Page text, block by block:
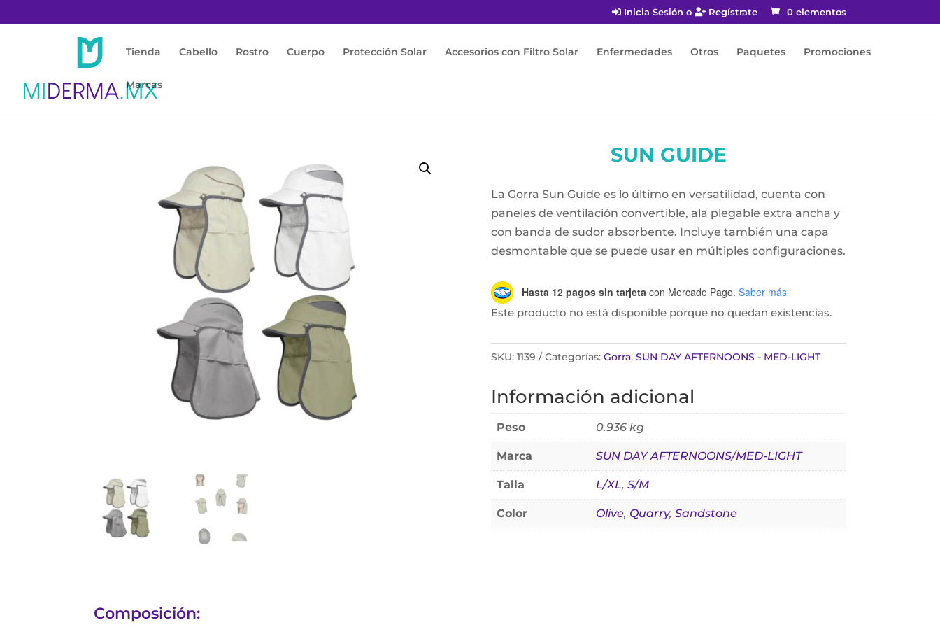
Inicia Sesión o Regístrate 0 elementos
Tienda Cabello Rostro Cuerpo Protección Solar Accesorios con Filtro Solar Enfermedades Otros Paquetes Promociones
Marcas
SUN GUIDE
La Gorra Sun Guide es lo último en versatilidad, cuenta con
paneles de ventilación convertible, ala plegable extra ancha y
con banda de sudor absorbente. Incluye también una capa
desmontable que se puede usar en múltiples configuraciones.
Hasta 12 pagos sin tarjetacon Mercado Pago. Saber más
Este producto no está disponible porque no quedan existencias.
SKU: 1139 Categorías: Gorra, SUN DAY AFTERNOONS - MED-LIGHT
Información adicional
Peso 0.936 kg
Marca SUN DAY AFTERNOONS/MED-LIGHT
Talla L/XL, S/M
Color Olive, Quarry, Sandstone
Composición: